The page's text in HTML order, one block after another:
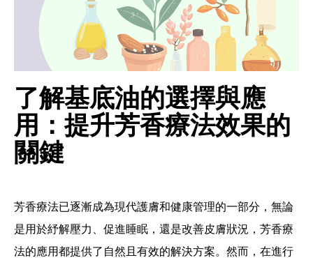
了解基底油的選擇與應
用：提升芳香療法效果的
關鍵
芳香療法已逐漸成為現代護膚和健康管理的一部分，無論
是用於紓解壓力、促進睡眠，還是改善皮膚狀況，芳香療
法的應用都提供了自然且有效的解決方案。然而，在進行